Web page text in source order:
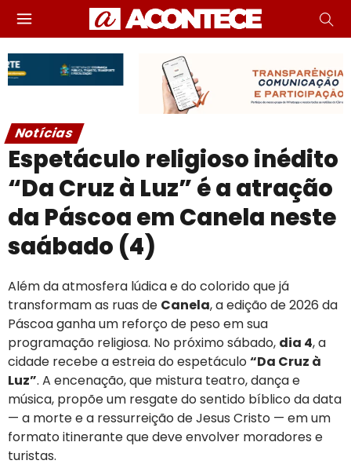
Notícias
Espetáculo religioso inédito
“Da Cruz à Luz” é a atração
da Páscoa em Canela neste
saábado (4)
Além da atmosfera lúdica e do colorido que já
transformam as ruas de Canela, a edição de 2026 da
Páscoa ganha um reforço de peso em sua
programação religiosa. No próximo sábado, dia 4, a
cidade recebe a estreia do espetáculo“Da Cruz à
Luz”. A encenação, que mistura teatro, dança e
música, propõe um resgate do sentido bíblico da data
— a morte e a ressurreição de Jesus Cristo — em um
formato itinerante que deve envolver moradores e
turistas.